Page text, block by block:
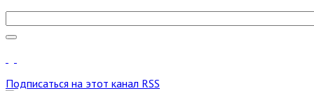
Подписаться на этот канал RSS